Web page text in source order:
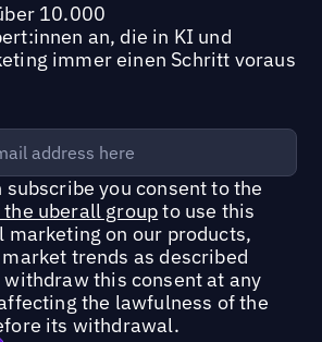
10.000
an, die in KI und
immer einen Schritt voraus
subscribe you consent to the
uberall groupto use this
marketing on our products,
trends as described
withdraw this consent at any
the lawfulness of the
its withdrawal.